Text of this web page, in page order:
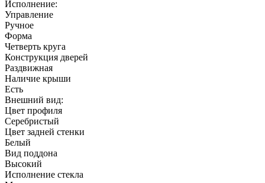
Исполнение:
Управление
Ручное
Форма
Четверть круга
Конструкция дверей
Раздвижная
Наличие крыши
Есть
Внешний вид:
Цвет профиля
Серебристый
Цвет задней стенки
Белый
Вид поддона
Высокий
Исполнение стекла